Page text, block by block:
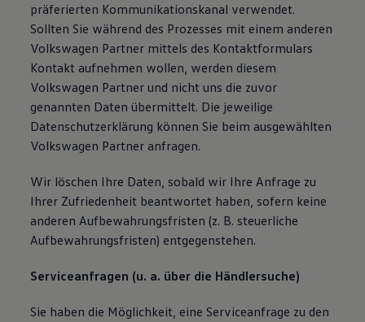
präferierten Kommunikationskanal verwendet.
Sollten Sie während des Prozesses mit einem anderen
Volkswagen Partner mittels des Kontaktformulars
Kontakt aufnehmen wollen, werden diesem
Volkswagen Partner und nicht uns die zuvor
genannten Daten übermittelt. Die jeweilige
Datenschutzerklärung können Sie beim ausgewählten
Volkswagen Partner anfragen.
Wir löschen Ihre Daten, sobald wir Ihre Anfrage zu
Ihrer Zufriedenheit beantwortet haben, sofern keine
anderen Aufbewahrungsfristen (z. B. steuerliche
Aufbewahrungsfristen) entgegenstehen.
Serviceanfragen (u. a. über die Händlersuche)
Sie haben die Möglichkeit, eine Serviceanfrage zu den